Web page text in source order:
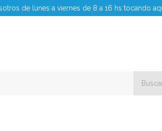
de lunes a viernes de 8 a 16 hs tocando